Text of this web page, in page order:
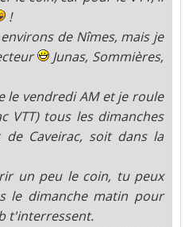
!
de Nîmes, mais je
Junas, Sommières,
le vendredi AM et je roule
VTT) tous les dimanches
Caveirac, soit dans la
un peu le coin, tu peux
le dimanche matin pour
t'interressent.